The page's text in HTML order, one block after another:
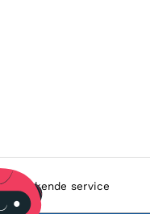
Uitstekende service